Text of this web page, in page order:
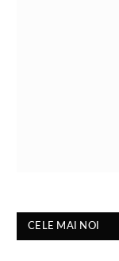
CELE MAI NOI